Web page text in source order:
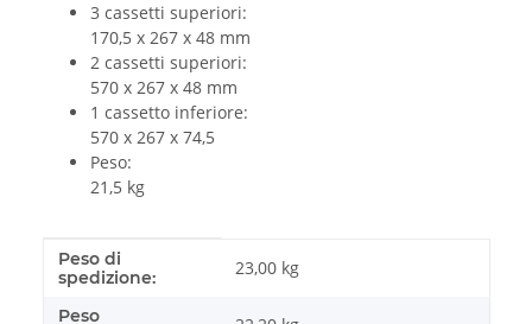
3 cassetti superiori:
170,5 x 267 x 48 mm
2 cassetti superiori:
570 x 267 x 48 mm
1 cassetto inferiore:
570 x 267 x 74,5
Peso:
21,5 kg
#productDetails.itemInformation#
#productDetails.itemValue#
Peso di
spedizione:
23,00 kg
Peso